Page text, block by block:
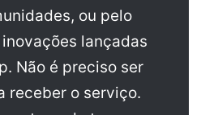
ou pelo
lançadas
Não é preciso ser
receber o serviço.